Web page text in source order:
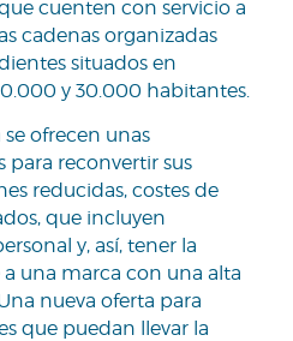
cuenten con servicio a
cadenas organizadas
situados en
y 30.000 habitantes.
se ofrecen unas
para reconvertir sus
reducidas, costes de
que incluyen
y, así, tener la
una marca con una alta
nueva oferta para
que puedan llevar la